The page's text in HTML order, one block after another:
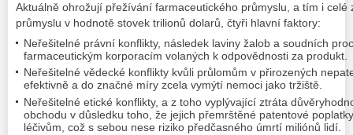
Aktuálně ohrožují přežívání farmaceutického průmyslu, a tím i celé
průmyslu v hodnotě stovek trilionů dolarů, čtyři hlavní faktory:
Neřešitelné právní konflikty, následek laviny žalob a soudních
farmaceutickým korporacím volaných k odpovědnosti za produkt.
Neřešitelné vědecké konflikty kvůli průlomům v přirozených
efektivně a do značné míry zcela vymýtí nemoci jako tržiště.
Neřešitelné etické konflikty, a z toho vyplývající ztráta
obchodu v důsledku toho, že jejich přemrštěné patentové
léčivům, což s sebou nese riziko předčasného úmrtí miliónů lidí.